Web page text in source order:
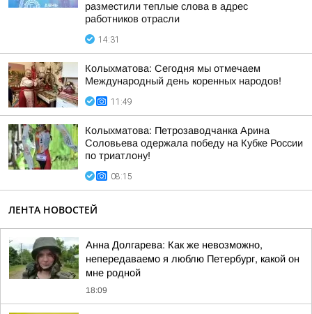
разместили теплые слова в адрес
работников отрасли
14:31
Колыхматова: Сегодня мы отмечаем
Международный день коренных народов!
11:49
Колыхматова: Петрозаводчанка Арина
Соловьева одержала победу на Кубке России
по триатлону!
08:15
ЛЕНТА НОВОСТЕЙ
Анна Долгарева: Как же невозможно,
непередаваемо я люблю Петербург, какой он
мне родной
18:09